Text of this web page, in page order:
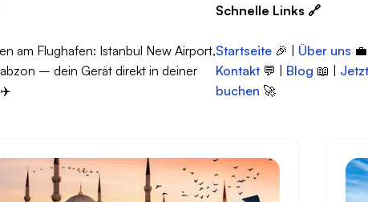
Schnelle Links 🔗
am Flughafen: Istanbul New Airport,
– dein Gerät direkt in deiner
✈️
Startseite 🎉 | Über uns 💼 |
Kontakt 💬 | Blog 📖 | Jetzt
buchen 🚀